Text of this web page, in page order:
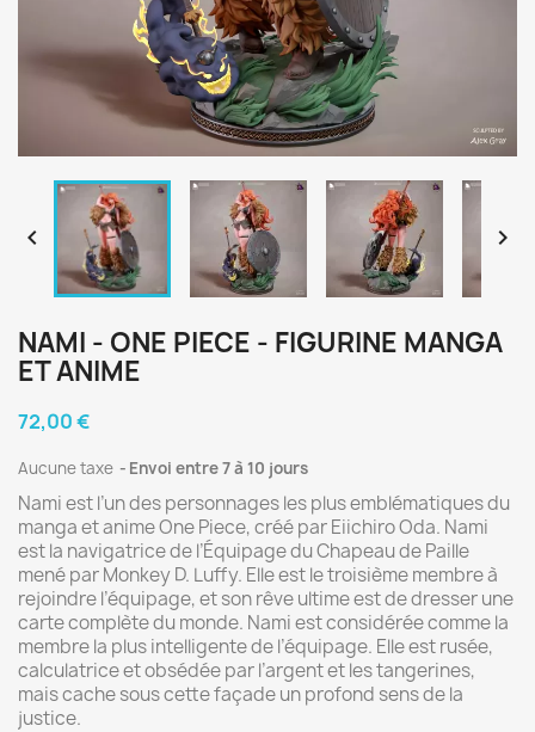
 
NAMI - ONE PIECE - FIGURINE MANGA
ET ANIME
72,00 €
Aucune taxe Envoi entre 7 à 10 jours
Nami est l’un des personnages les plus emblématiques du
manga et anime One Piece, créé par Eiichiro Oda. Nami
est la navigatrice de l’Équipage du Chapeau de Paille
mené par Monkey D. Luffy. Elle est le troisième membre à
rejoindre l’équipage, et son rêve ultime est de dresser une
carte complète du monde. Nami est considérée comme la
membre la plus intelligente de l’équipage. Elle est rusée,
calculatrice et obsédée par l’argent et les tangerines,
mais cache sous cette façade un profond sens de la
justice.